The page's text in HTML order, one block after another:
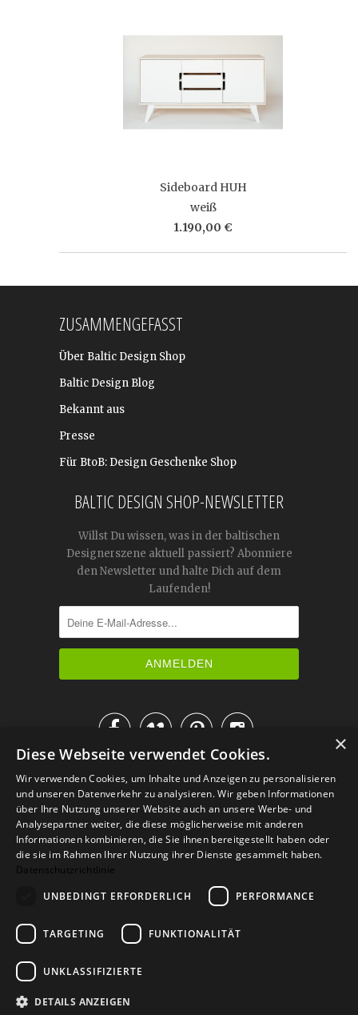
Sideboard HUH
weiß
1.190,00 €
ZUSAMMENGEFASST
Über Baltic Design Shop
Baltic Design Blog
Bekannt aus
Presse
Für BtoB: Design Geschenke Shop
BALTIC DESIGN SHOP-NEWSLETTER
Willst Du wissen, was in der baltischen
Designerszene aktuell passiert? Abonniere
den Newsletter und halte Dich auf dem
Laufenden!

IM KATALOG BLÄTTERN
Versand Zahlarten
Retoure
Widerrufsformular
×
Diese Webseite verwendet Cookies.
Wir verwenden Cookies, um Inhalte und Anzeigen zu personalisieren
und unseren Datenverkehr zu analysieren. Wir geben Informationen
über Ihre Nutzung unserer Website auch an unsere Werbe- und
Analysepartner weiter, die diese möglicherweise mit anderen
Informationen kombinieren, die Sie ihnen bereitgestellt haben oder
die sie im Rahmen Ihrer Nutzung ihrer Dienste gesammelt haben.
Datenschutzrichtlinie
UNBEDINGT ERFORDERLICH
PERFORMANCE
TARGETING FUNKTIONALITÄT
UNKLASSIFIZIERTE
DETAILS ANZEIGEN